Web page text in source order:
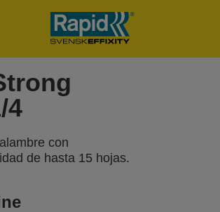
4
con
de hasta 15 hojas.